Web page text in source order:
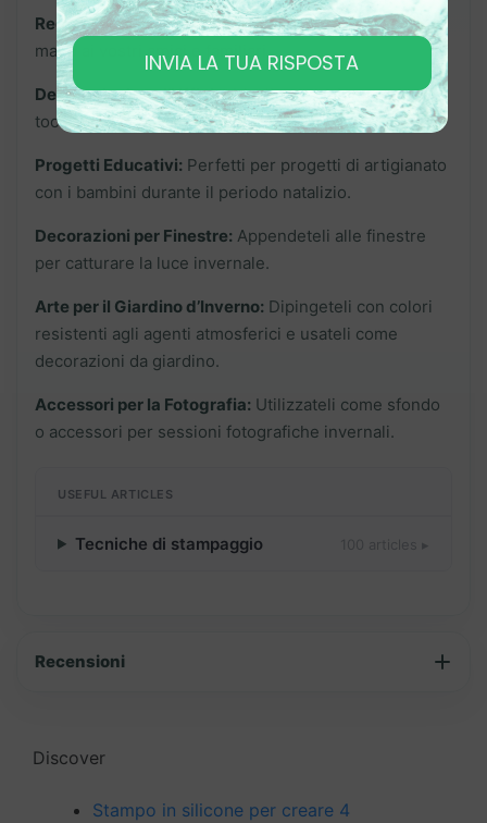
Regali Personalizzati:Regalateli come doni fatti a
mano ai vostri amici e familiari.
Decorazioni per l’Ufficio:Ideali per aggiungere un
tocco festivo agli spazi di lavoro.
Progetti Educativi: Perfetti per progetti di artigianato
con i bambini durante il periodo natalizio.
Decorazioni per Finestre: Appendeteli alle finestre
per catturare la luce invernale.
Arte per il Giardino d’Inverno: Dipingeteli con colori
resistenti agli agenti atmosferici e usateli come
decorazioni da giardino.
Accessori per la Fotografia: Utilizzateli come sfondo
o accessori per sessioni fotografiche invernali.
USEFUL ARTICLES
Tecniche di stampaggio
Recensioni
Discover
Stampo in silicone per creare 4
INVIA LA TUA RISPOSTA